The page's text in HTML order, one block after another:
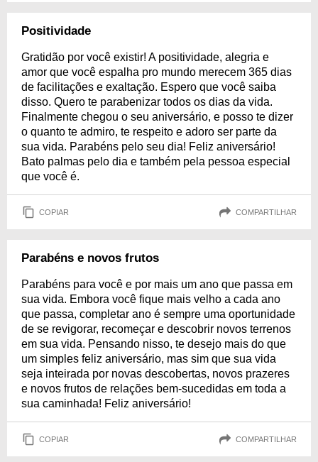
Positividade
Gratidão por você existir! A positividade, alegria e
amor que você espalha pro mundo merecem 365 dias
de facilitações e exaltação. Espero que você saiba
disso. Quero te parabenizar todos os dias da vida.
Finalmente chegou o seu aniversário, e posso te dizer
o quanto te admiro, te respeito e adoro ser parte da
sua vida. Parabéns pelo seu dia! Feliz aniversário!
Bato palmas pelo dia e também pela pessoa especial
que você é.
COPIAR COMPARTILHAR
Parabéns e novos frutos
Parabéns para você e por mais um ano que passa em
sua vida. Embora você fique mais velho a cada ano
que passa, completar ano é sempre uma oportunidade
de se revigorar, recomeçar e descobrir novos terrenos
em sua vida. Pensando nisso, te desejo mais do que
um simples feliz aniversário, mas sim que sua vida
seja inteirada por novas descobertas, novos prazeres
e novos frutos de relações bem-sucedidas em toda a
sua caminhada! Feliz aniversário!
COPIAR COMPARTILHAR